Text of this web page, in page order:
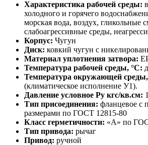
Характеристика рабочей среды:
холодного и горячего
морская вода, воздух, гликольные
слабоагрессивные среды,
Корпус: Чугун
Диск: ковкий чугун с
Материал уплотнения затвора:
Температура рабочей среды, °С:
Температура окружающей
(климатическое исполнение У1).
Давление условное Ру кгс/кв.см:
Тип присоединения: фланцевое с
размерами по ГОСТ 12815-80
Класс герметичности: «А» по
Тип привода: рычаг
Привод: ручной